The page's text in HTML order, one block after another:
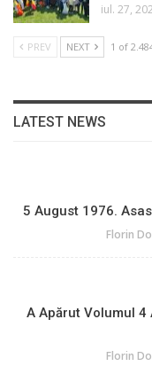
iul. 27,
PREV NEXT 1 of
LATEST NEWS
5 August 1976.
Florin
A Apărut Volumul 4
Florin